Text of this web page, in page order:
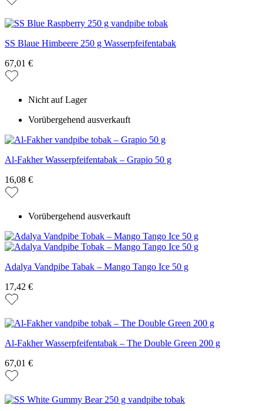
SS Blaue Himbeere 250 g Wasserpfeifentabak
67,01 €
Nicht auf Lager
Vorübergehend ausverkauft
Al-Fakher Wasserpfeifentabak – Grapio 50 g
16,08 €
Vorübergehend ausverkauft
Adalya Vandpibe Tabak – Mango Tango Ice 50 g
17,42 €
Al-Fakher Wasserpfeifentabak – The Double Green 200 g
67,01 €